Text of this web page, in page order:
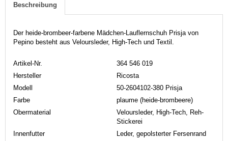
Beschreibung
Der heide-brombeer-farbene Mädchen-Lauflernschuh Prisja von
Pepino besteht aus Veloursleder, High-Tech und Textil.
Artikel-Nr.
364 546 019
Hersteller
Ricosta
Modell
50-2604102-380 Prisja
Farbe
plaume (heide-brombeere)
Obermaterial
Veloursleder, High-Tech, Reh-
Stickerei
Innenfutter
Leder, gepolsterter Fersenrand